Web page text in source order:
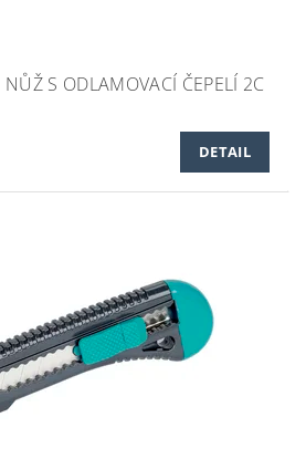
NŮŽ S ODLAMOVACÍ ČEPELÍ 2C
DETAIL